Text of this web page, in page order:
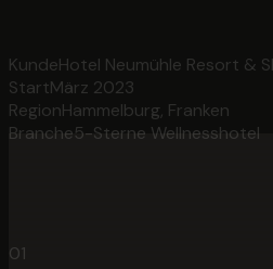
KundeHotel Neumühle Resort &
StartMärz 2023
RegionHammelburg, Franken
Branche5-Sterne Wellnesshotel
01